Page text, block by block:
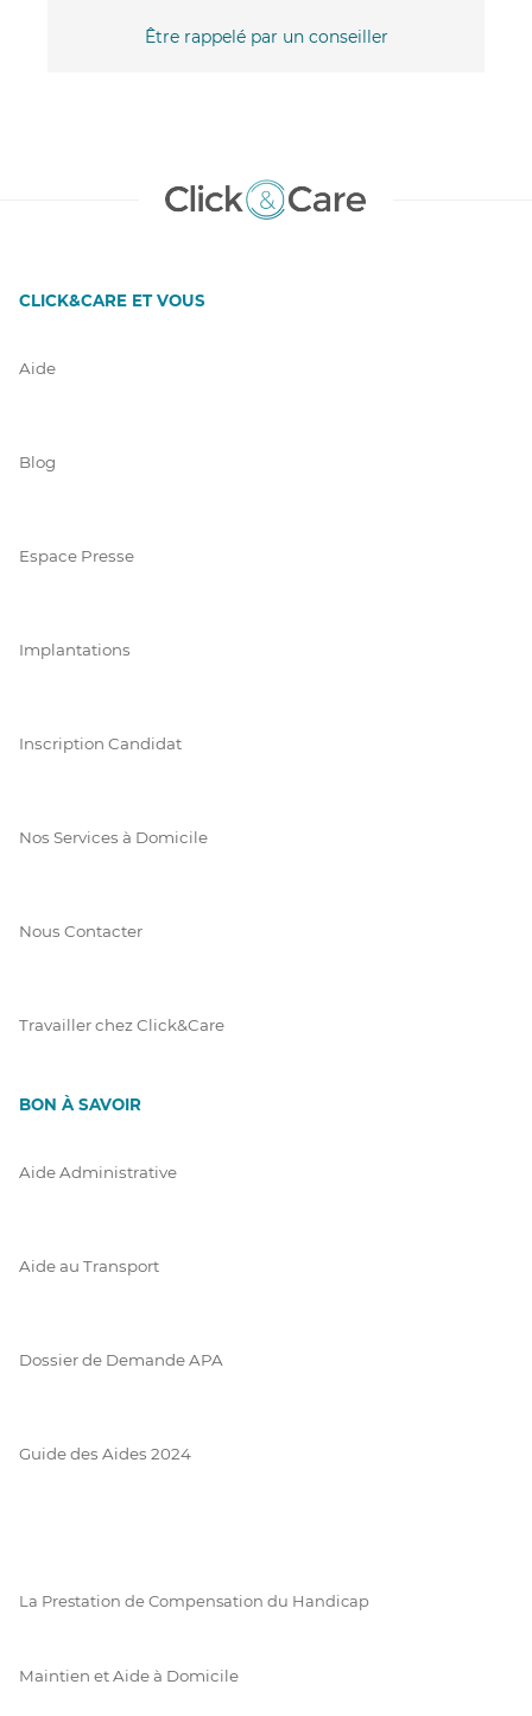
Être rappelé par un conseiller
CLICK&CARE ET VOUS
Aide
Blog
Espace Presse
Implantations
Inscription Candidat
Nos Services à Domicile
Nous Contacter
Travailler chez Click&Care
BON À SAVOIR
Aide Administrative
Aide au Transport
Dossier de Demande APA
Guide des Aides 2024
La Prestation de Compensation du Handicap
Maintien et Aide à Domicile